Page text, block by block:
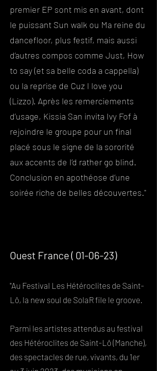
premier EP sont mis en avant, dont
le puissant Sun walk ou Ma reine du
dancefloor, plus festif, mais aussi
d’autres compos comme Just, How
to say (et sa belle coda a cappella)
ou la reprise de Cuz I love you
(Lizzo). Après les remerciements
d’usage, Kissia San invita Ivy Fof à
rejoindre le groupe pour un final
placé sous le signe de la sororité
aux accents de I’d rather go blind.
Conclusion en apothéose d’une
soirée riche de belles découvertes."
Ouest France ( 01-06-23)
"Au Festival Les Hétéroclites de Saint-
Lô, la new soul de SolaR file le groove.
Parmi les artistes attendus au festival
des Hétéroclites de Saint-Lô (Manche),
des spectacles de rue, vivants, du 1er